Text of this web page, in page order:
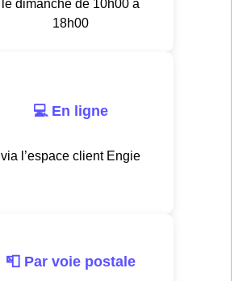
le dimanche de 10h00 à
18h00
💻 En ligne
via l’espace client Engie
📮 Par voie postale